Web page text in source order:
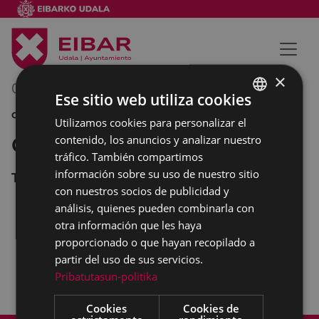
02/04/2012
CINE
Cine en el Coliseo
Teatro Coliseo
MONEYBALL: ROMPIENDO LAS REGLAS
20:30
INTOCABLE
20:30
LOS IDUS DE MARZO
BASQUE
SPANISH
×
Ese sitio web utiliza cookies
Utilizamos cookies para personalizar el
contenido, los anuncios y analizar nuestro
tráfico. También compartimos
información sobre su uso de nuestro sitio
con nuestros socios de publicidad y
análisis, quienes pueden combinarla con
otra información que les haya
proporcionado o que hayan recopilado a
partir del uso de sus servicios.
Pribatutasun-politika
Cookies
Cookies de